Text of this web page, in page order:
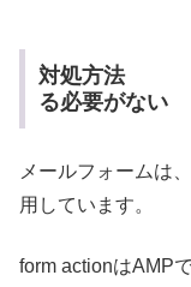
対処方法
る必要がない
メールフォームは
用しています。
form actionはAMP